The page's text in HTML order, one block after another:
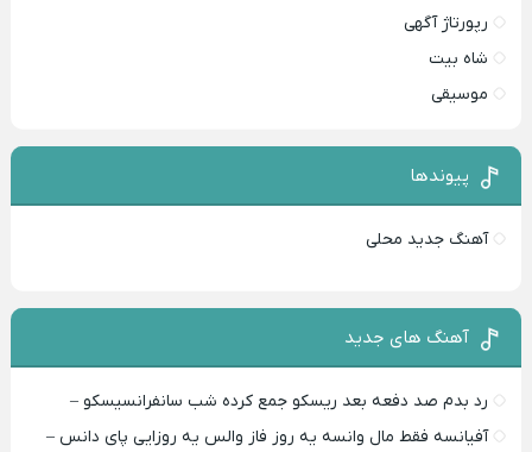
رپورتاژ آگهی
شاه بیت
موسیقی
پیوندها
آهنگ جدید محلی
آهنگ های جدید
رد بدم صد دفعه بعد ریسکو جمع کرده شب سانفرانسیسکو –
آفیانسه فقط مال وانسه یه روز فاز والس یه روزایی پای دانس –